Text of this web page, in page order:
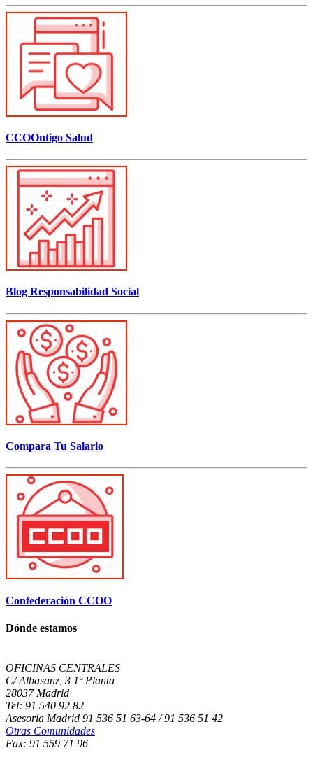
CCOOntigo Salud
Blog Responsabilidad Social
Compara Tu Salario
Confederación CCOO
Dónde estamos
OFICINAS CENTRALES
C/ Albasanz, 3 1º Planta
28037 Madrid
Tel: 91 540 92 82
Asesoría Madrid 91 536 51 63-64 / 91 536 51 42
Otras Comunidades
Fax: 91 559 71 96